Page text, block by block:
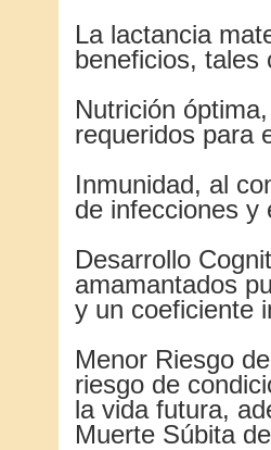
La lactancia
beneficios, tales
Nutrición
requeridos para
Inmunidad, al
de infecciones y
Desarrollo
amamantados
y un coeficiente
Menor Riesgo
riesgo de
la vida futura,
Muerte Súbita